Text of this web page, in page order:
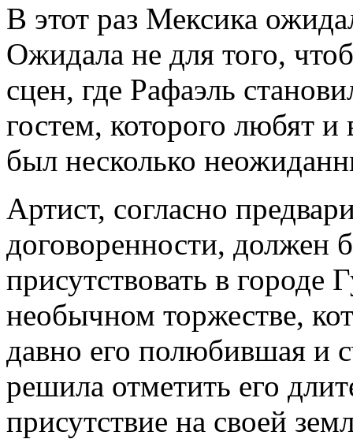
В этот раз Мексика
Ожидала не для того,
сцен, где Рафаэль
гостем, которого любят и
был несколько
Артист, согласно
договоренности, должен
присутствовать в городе
необычном торжестве,
давно его полюбившая и
решила отметить его
присутствие на своей